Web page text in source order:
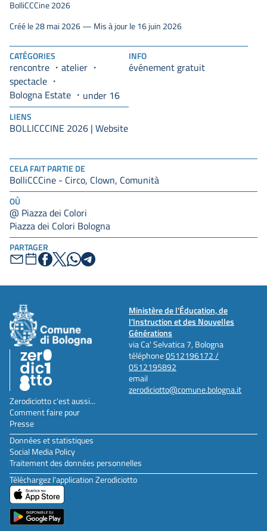
CELA FAIT PARTIE DE
BolliCCCine - Circo, Clown, Comunità
OÙ
@ Piazza dei Colori
Piazza dei Colori Bologna
PARTAGER
CATÉGORIES
rencontre
atelier
spectacle
Bologna Estate
under 16
INFO
événement gratuit
LIENS
BOLLICCCINE 2026 | Website
BolliCCCine 2026
Créé le 28 mai 2026 — Mis à jour le 16 juin 2026
Ministère de l'Éducation, de
l'Instruction et des Nouvelles
Générations
via Ca' Selvatica 7, Bologna
téléphone0512196172 /
0512195892
email
zerodiciotto@comune.bologna.it
Zerodiciotto c'est aussi...
Comment faire pour
Presse
Données et statistiques
Social Media Policy
Traitement des données personnelles
Téléchargez l'application Zerodiciotto